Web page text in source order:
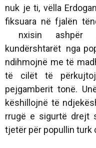
nuk je ti, vëlla
fiksuara në fjalën
nxisin ashpër
kundërshtarët nga
ndihmojnë me të
të cilët të
pejgamberit tonë.
këshillojnë të
rrugë e sigurtë drejt
tjetër për popullin turk